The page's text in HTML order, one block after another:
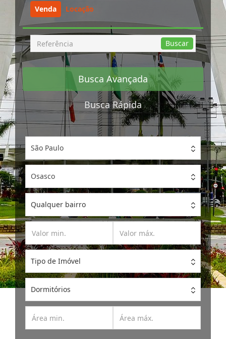
Venda Locação
Busca
por
Referência
Buscar
Busca Avançada
Busca Rápida
São Paulo
Osasco
Qualquer bairro
Tipo de Imóvel
Dormitórios